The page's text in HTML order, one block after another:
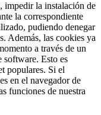
impedir la instalación de
la correspondiente
pudiendo denegar
Además, las cookies ya
a través de un
software. Esto es
populares. Si el
en el navegador de
funciones de nuestra